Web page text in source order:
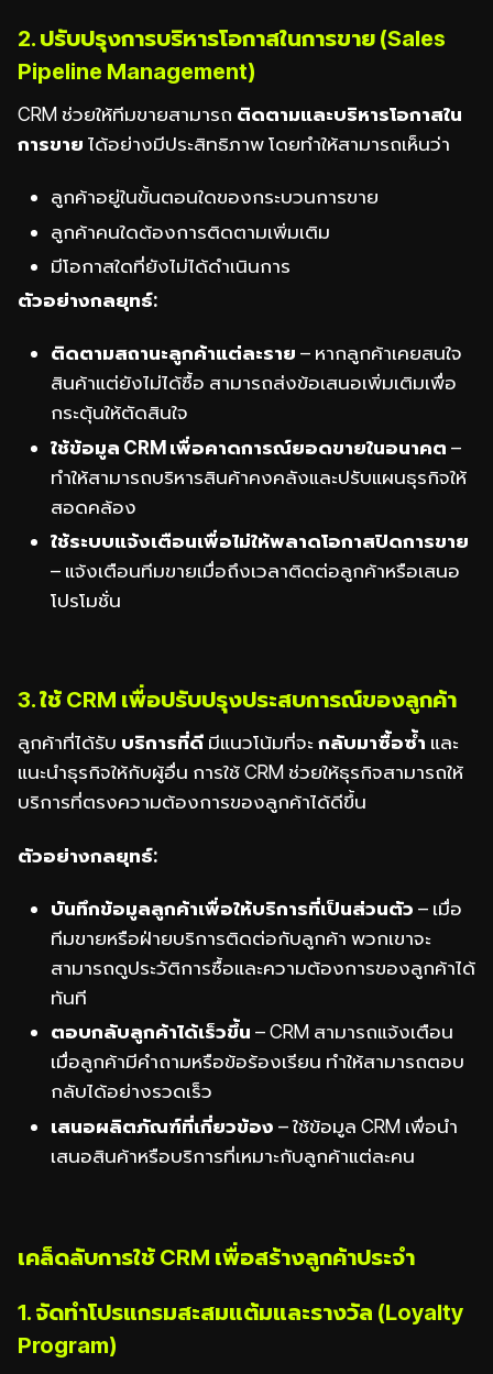
2. ปรับปรุงการบริหารโอกาสในการขาย (Sales
Pipeline Management)
CRM ช่วยให้ทีมขายสามารถ ติดตามและบริหารโอกาสใน
การขาย ได้อย่างมีประสิทธิภาพ โดยทำให้สามารถเห็นว่า
ลูกค้าอยู่ในขั้นตอนใดของกระบวนการขาย
ลูกค้าคนใดต้องการติดตามเพิ่มเติม
มีโอกาสใดที่ยังไม่ได้ดำเนินการ
ตัวอย่างกลยุทธ์:
ติดตามสถานะลูกค้าแต่ละราย – หากลูกค้าเคยสนใจ
สินค้าแต่ยังไม่ได้ซื้อ สามารถส่งข้อเสนอเพิ่มเติมเพื่อ
กระตุ้นให้ตัดสินใจ
ใช้ข้อมูล CRM เพื่อคาดการณ์ยอดขายในอนาคต –
ทำให้สามารถบริหารสินค้าคงคลังและปรับแผนธุรกิจให้
สอดคล้อง
ใช้ระบบแจ้งเตือนเพื่อไม่ให้พลาดโอกาสปิดการขาย
– แจ้งเตือนทีมขายเมื่อถึงเวลาติดต่อลูกค้าหรือเสนอ
โปรโมชั่น
3. ใช้ CRM เพื่อปรับปรุงประสบการณ์ของลูกค้า
ลูกค้าที่ได้รับ บริการที่ดี มีแนวโน้มที่จะกลับมาซื้อซ้ำ และ
แนะนำธุรกิจให้กับผู้อื่น การใช้ CRM ช่วยให้ธุรกิจสามารถให้
บริการที่ตรงความต้องการของลูกค้าได้ดีขึ้น
ตัวอย่างกลยุทธ์:
บันทึกข้อมูลลูกค้าเพื่อให้บริการที่เป็นส่วนตัว – เมื่อ
ทีมขายหรือฝ่ายบริการติดต่อกับลูกค้า พวกเขาจะ
สามารถดูประวัติการซื้อและความต้องการของลูกค้าได้
ทันที
ตอบกลับลูกค้าได้เร็วขึ้น – CRM สามารถแจ้งเตือน
เมื่อลูกค้ามีคำถามหรือข้อร้องเรียน ทำให้สามารถตอบ
กลับได้อย่างรวดเร็ว
เสนอผลิตภัณฑ์ที่เกี่ยวข้อง – ใช้ข้อมูล CRM เพื่อนำ
เสนอสินค้าหรือบริการที่เหมาะกับลูกค้าแต่ละคน
เคล็ดลับการใช้ CRM เพื่อสร้างลูกค้าประจำ
1. จัดทำโปรแกรมสะสมแต้มและรางวัล (Loyalty
Program)